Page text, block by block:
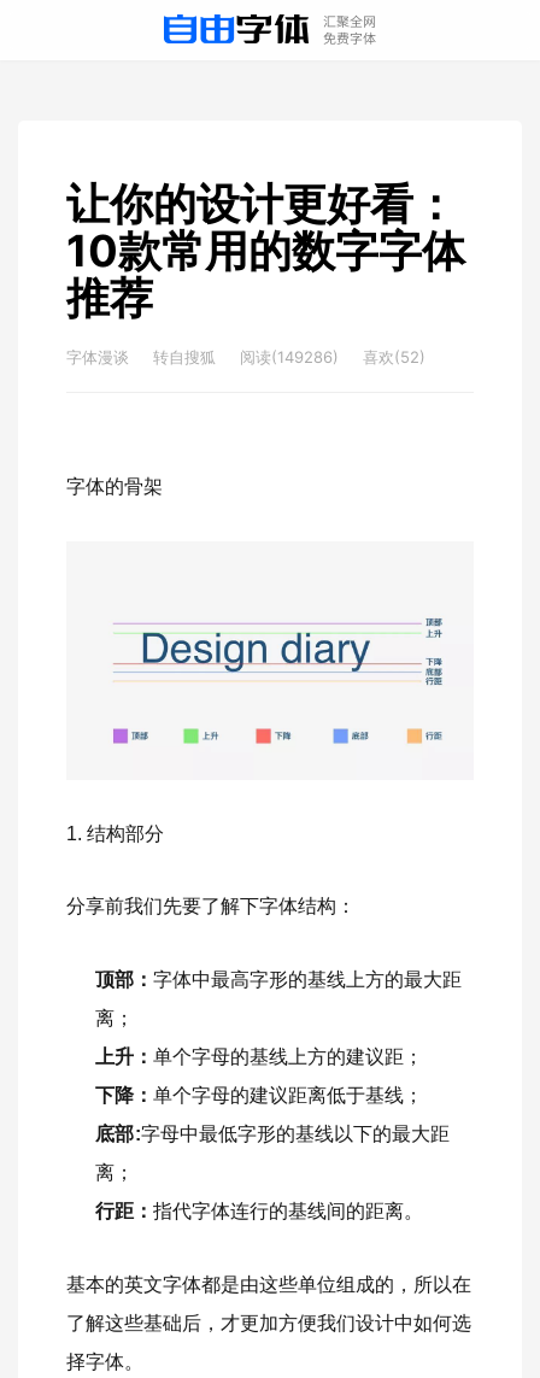
让你的设计更好看：
10款常用的数字字体
推荐
字体漫谈 转自搜狐 阅读(149286) 喜欢(52)
字体的骨架
1. 结构部分
分享前我们先要了解下字体结构：
顶部： 字体中最高字形的基线上方的最大距
离；
上升： 单个字母的基线上方的建议距；
下降： 单个字母的建议距离低于基线；
底部 :字母中最低字形的基线以下的最大距
离；
行距： 指代字体连行的基线间的距离。
基本的英文字体都是由这些单位组成的，所以在
了解这些基础后，才更加方便我们设计中如何选
择字体。